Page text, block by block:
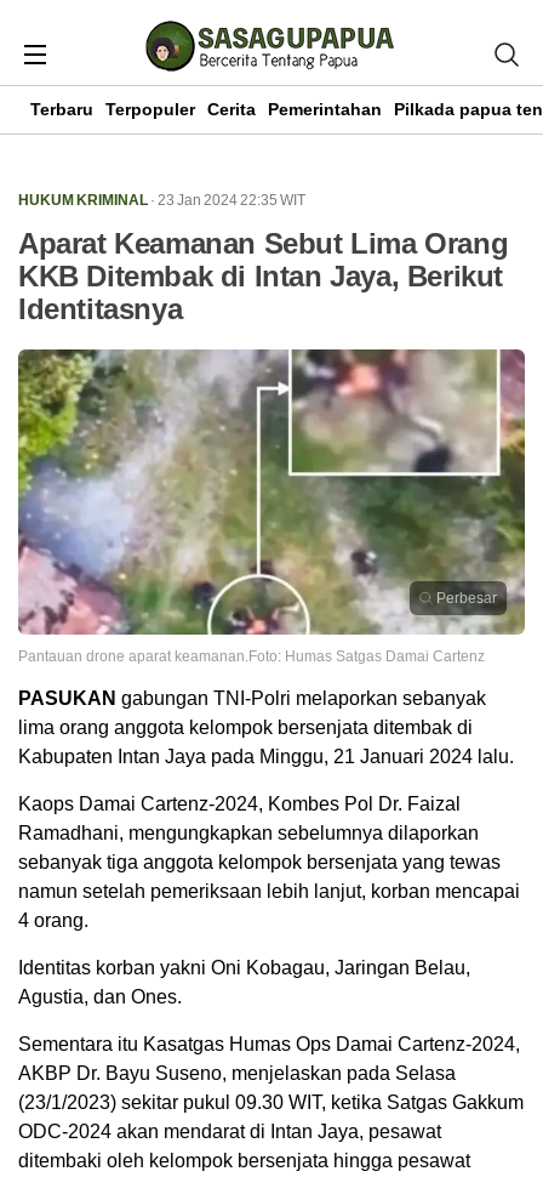
Terbaru Terpopuler Cerita Pemerintahan Pilkada papua
HUKUM KRIMINAL · 23 Jan 2024 22:35 WIT
Aparat Keamanan Sebut Lima Orang
KKB Ditembak di Intan Jaya, Berikut
Identitasnya
Perbesar
Pantauan drone aparat keamanan.Foto: Humas Satgas Damai Cartenz
PASUKAN gabungan TNI-Polri melaporkan sebanyak
lima orang anggota kelompok bersenjata ditembak di
Kabupaten Intan Jaya pada Minggu, 21 Januari 2024 lalu.
Kaops Damai Cartenz-2024, Kombes Pol Dr. Faizal
Ramadhani, mengungkapkan sebelumnya dilaporkan
sebanyak tiga anggota kelompok bersenjata yang tewas
namun setelah pemeriksaan lebih lanjut, korban mencapai
4 orang.
Identitas korban yakni Oni Kobagau, Jaringan Belau,
Agustia, dan Ones.
Sementara itu Kasatgas Humas Ops Damai Cartenz-2024,
AKBP Dr. Bayu Suseno, menjelaskan pada Selasa
(23/1/2023) sekitar pukul 09.30 WIT, ketika Satgas Gakkum
ODC-2024 akan mendarat di Intan Jaya, pesawat
ditembaki oleh kelompok bersenjata hingga pesawat